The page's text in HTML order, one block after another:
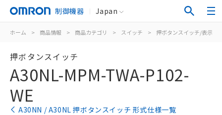
制御機器 Japan
ホーム > 商品情報 > 商品カテゴリ > スイッチ > 押ボタンスイッチ/表示灯
押ボタンスイッチ
A30NL-MPM-TWA-P102-
WE
A30NN / A30NL 押ボタンスイッチ 形式仕様一覧